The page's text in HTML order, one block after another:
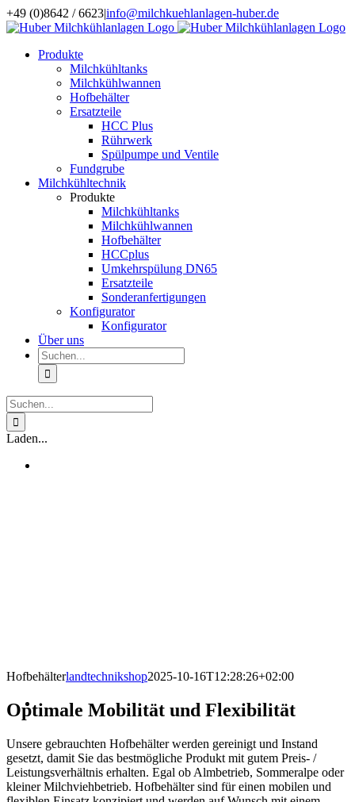
Zum
Inhalt
+49 (0)8642 / 6623|info@milchkuehlanlagen-huber.de
Produkte
Milchkühltanks
Milchkühlwannen
Hofbehälter
Ersatzteile
HCC Plus
Rührwerk
Spülpumpe und Ventile
Fundgrube
Milchkühltechnik
Produkte
Milchkühltanks
Milchkühlwannen
Hofbehälter
HCCplus
Umkehrspülung DN65
Ersatzteile
Sonderanfertigungen
Konfigurator
Konfigurator
Über uns
Suche
nach:
Suche
nach:
Laden...
Hofbehälterlandtechnikshop2025-10-16T12:28:26+02:00
Optimale Mobilität und Flexibilität
Unsere gebrauchten Hofbehälter werden gereinigt und Instand
gesetzt, damit Sie das bestmögliche Produkt mit gutem Preis- /
Leistungsverhältnis erhalten. Egal ob Almbetrieb, Sommeralpe oder
kleiner Milchviehbetrieb. Hofbehälter sind für einen mobilen und